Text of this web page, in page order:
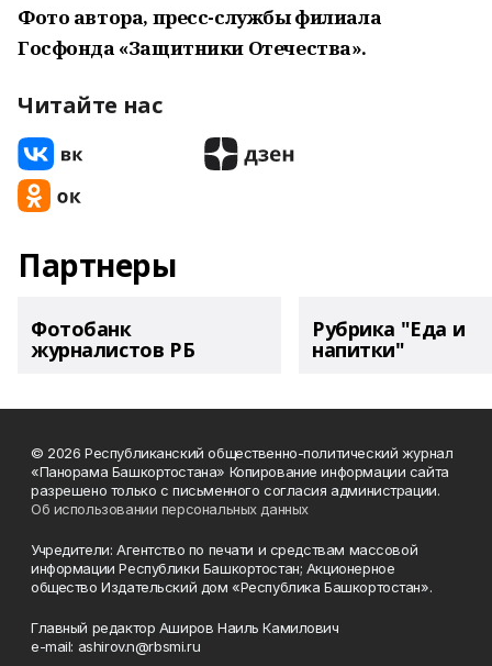
Фото автора, пресс-службы филиала
Госфонда «Защитники Отечества».
Читайте нас
Партнеры
Фотобанк
журналистов РБ
Рубрика "Еда и
напитки"
© 2026 Республиканский общественно-политический журнал
«Панорама Башкортостана» Копирование информации сайта
разрешено только с письменного согласия администрации.
Об использовании персональных данных
Учредители: Агентство по печати и средствам массовой
информации Республики Башкортостан; Акционерное
общество Издательский дом «Республика Башкортостан».
Главный редактор Аширов Наиль Камилович
e-mail: ashirov.n@rbsmi.ru